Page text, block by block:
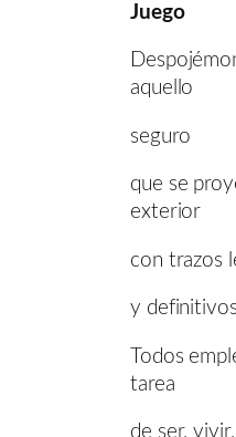
Juego
aquello
seguro
que se
exterior
con trazos
y
Todos
tarea
de ser,